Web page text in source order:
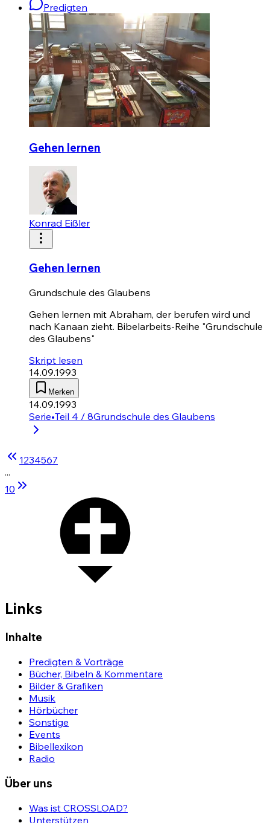
Predigten
Gehen lernen
Konrad Eißler
Gehen lernen
Grundschule des Glaubens
Gehen lernen mit Abraham, der berufen wird und
nach Kanaan zieht. Bibelarbeits-Reihe "Grundschule
des Glaubens"
Skript lesen
14.09.1993
Merken
14.09.1993
Serie•Teil 4 / 8Grundschule des Glaubens
1234567
...
10
Links
Inhalte
Predigten & Vorträge
Bücher, Bibeln & Kommentare
Bilder & Grafiken
Musik
Hörbücher
Sonstige
Events
Bibellexikon
Radio
Über uns
Was ist CROSSLOAD?
Unterstützen